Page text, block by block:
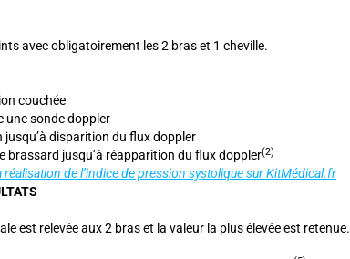
avec obligatoirement les 2 bras et 1 cheville.
couchée
une sonde doppler
jusqu’à disparition du flux doppler
brassard jusqu’à réapparition du flux doppler(2)
réalisation de l’indice de pression systolique sur KitMédical.fr
est relevée aux 2 bras et la valeur la plus élevée est retenue.